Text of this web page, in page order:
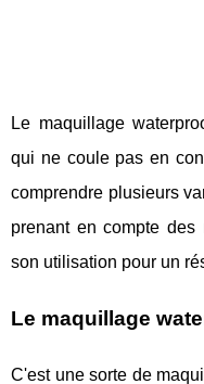
Le maquillage
qui ne coule pas en
comprendre plusieurs
prenant en compte
son utilisation pour un
Le maquillage
C'est une sorte de